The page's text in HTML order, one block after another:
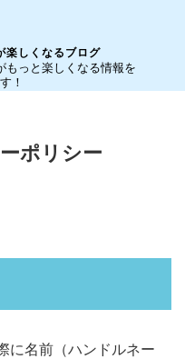
楽しくなるブログ
もっと楽しくなる情報を
！
ポリシー
に名前（ハンドルネー